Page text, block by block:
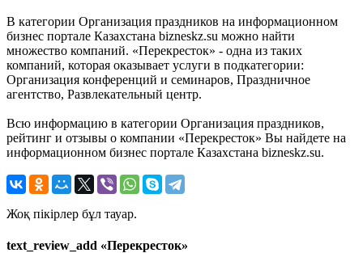
В категории Организация праздников на информационном
бизнес портале Казахстана bizneskz.su можно найти
множество компаний. «Перекресток» - одна из таких
компаний, которая оказывает услуги в подкатегории:
Организация конференций и семинаров, Праздничное
агентство, Развлекательный центр.
Всю информацию в категории Организация праздников,
рейтинг и отзывы о компании «Перекресток» Вы найдете на
информационном бизнес портале Казахстана bizneskz.su.
Жоқ пікірлер бұл тауар.
text_review_add «Перекресток»